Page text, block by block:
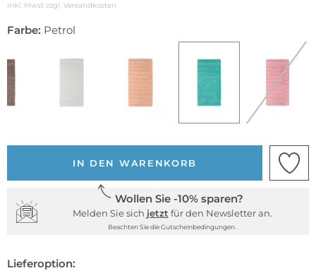
inkl. Mwst zzgl. Versandkosten
Farbe: Petrol
IN DEN WARENKORB
Wollen Sie -10% sparen?
Melden Sie sich jetzt für den Newsletter an.
Beachten Sie die Gutscheinbedingungen.
Lieferoption: